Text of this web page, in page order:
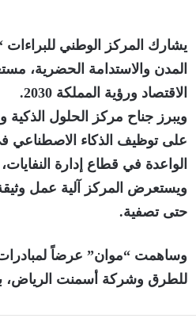
يشارك المركز الوطني
المدن والاستدامة الحضرية،
الاقتصاد ورؤية المملكة 2030.
ويبرز جناح مركز الحلول الذكية
على توظيف الذكاء الاصطناعي
الواعدة في قطاع إدارة
ويستعرض المركز آلية عمل وثيقة
حتى تصفية.
وساهمت “موان” عرضاً لمبادرات
للطرق وشركة أسمنت الرياض،